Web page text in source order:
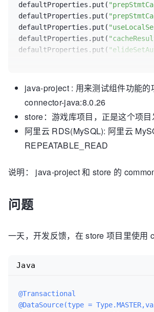
defaultProperties.put(
defaultProperties.put(
defaultProperties.put(
defaultProperties.put(
defaultProperties.put(
java-project : 用来测试组件功能
connector-java:8.0.26
store：游戏库项目，正是这个项
阿里云 RDS(MySQL): 阿里云
REPEATABLE_READ
说明： java-project 和 store 的
问题
一天，开发反馈，在 store 项目里使用
@Transactional
@DataSource(type =
Java